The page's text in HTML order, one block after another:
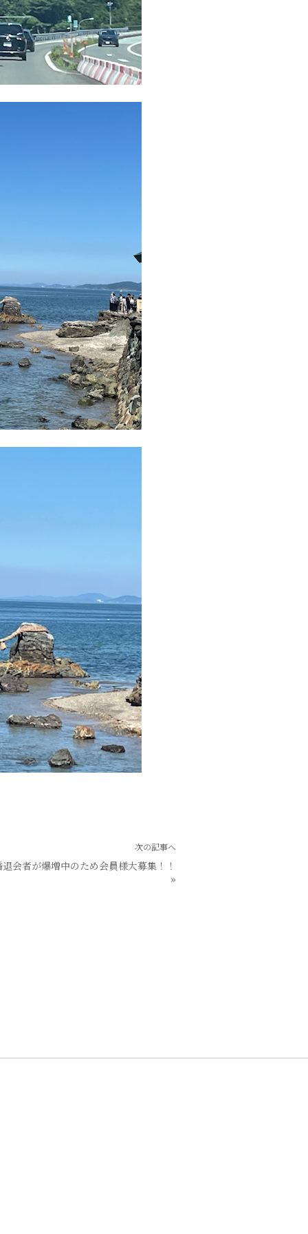
次の記事へ
会者が爆増中のため会員様大募集！！
»